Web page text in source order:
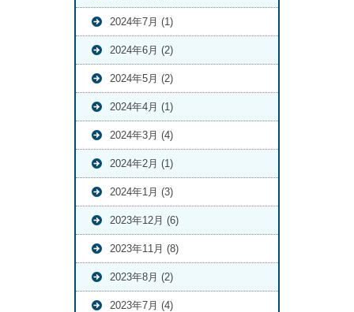
2024年7月 (1)
2024年6月 (2)
2024年5月 (2)
2024年4月 (1)
2024年3月 (4)
2024年2月 (1)
2024年1月 (3)
2023年12月 (6)
2023年11月 (8)
2023年8月 (2)
2023年7月 (4)